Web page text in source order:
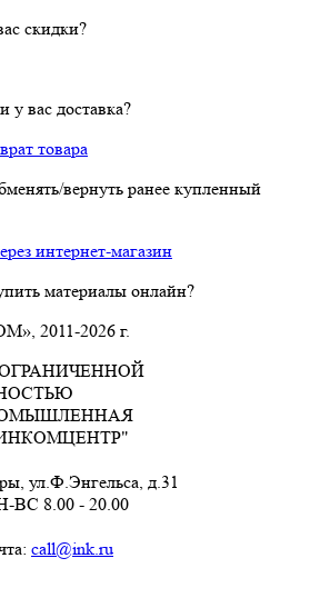
скидки?
у вас доставка?
товара
вернуть ранее купленный
интернет-магазин
материалы онлайн?
2011-2026 г.
ул.Ф.Энгельса, д.31
ВС 8.00 - 20.00
call@ink.ru